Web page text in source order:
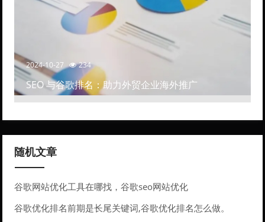
2024-10-27 234
SEO 与谷歌排名：助力外贸企业海外推广
随机文章
谷歌网站优化工具在哪找，谷歌seo网站优化
谷歌优化排名前期是长尾关键词,谷歌优化排名怎么做。